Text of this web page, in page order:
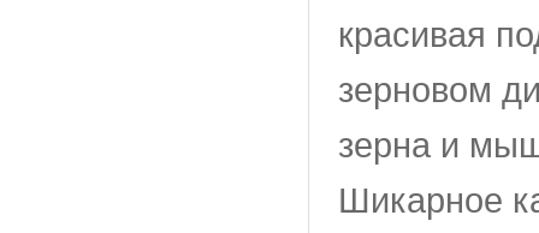
красивая
зерновом
зерна и
Шикарное